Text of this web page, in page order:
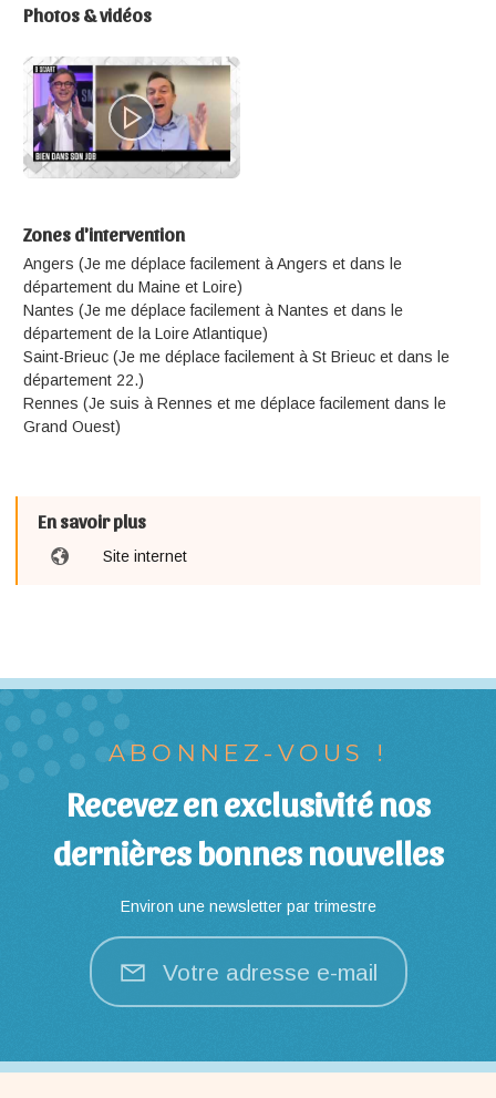
Photos & vidéos
Zones d'intervention
Angers (Je me déplace facilement à Angers et dans le
département du Maine et Loire)
Nantes (Je me déplace facilement à Nantes et dans le
département de la Loire Atlantique)
Saint-Brieuc (Je me déplace facilement à St Brieuc et dans le
département 22.)
Rennes (Je suis à Rennes et me déplace facilement dans le
Grand Ouest)
En savoir plus
Site internet
ABONNEZ-VOUS !
Recevez en exclusivité nos
dernières bonnes nouvelles
Environ une newsletter par trimestre
Votre adresse e-mail